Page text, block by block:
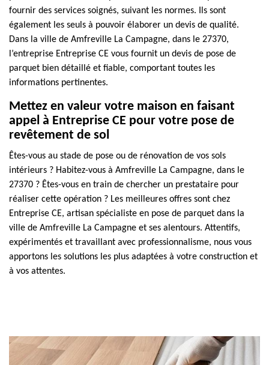
fournir des services soignés, suivant les normes. Ils sont
également les seuls à pouvoir élaborer un devis de qualité.
Dans la ville de Amfreville La Campagne, dans le 27370,
l’entreprise Entreprise CE vous fournit un devis de pose de
parquet bien détaillé et fiable, comportant toutes les
informations pertinentes.
Mettez en valeur votre maison en faisant
appel à Entreprise CE pour votre pose de
revêtement de sol
Êtes-vous au stade de pose ou de rénovation de vos sols
intérieurs ? Habitez-vous à Amfreville La Campagne, dans le
27370 ? Êtes-vous en train de chercher un prestataire pour
réaliser cette opération ? Les meilleures offres sont chez
Entreprise CE, artisan spécialiste en pose de parquet dans la
ville de Amfreville La Campagne et ses alentours. Attentifs,
expérimentés et travaillant avec professionnalisme, nous vous
apportons les solutions les plus adaptées à votre construction et
à vos attentes.